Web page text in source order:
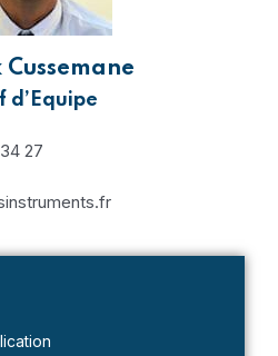
Cussemane
d’Equipe
27